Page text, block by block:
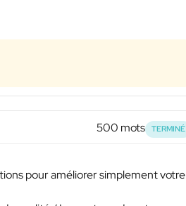
500 mots TERMINÉ
pour améliorer simplement votre